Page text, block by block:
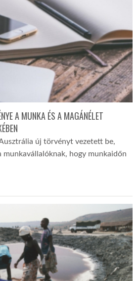
A MUNKA ÉS A MAGÁNÉLET
új törvényt vezetett be,
munkavállalóknak, hogy munkaidőn